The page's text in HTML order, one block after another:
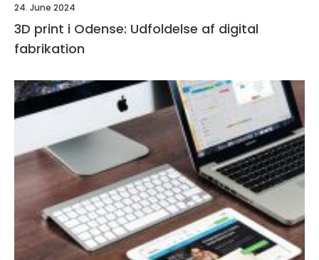
24. June 2024
3D print i Odense: Udfoldelse af digital
fabrikation